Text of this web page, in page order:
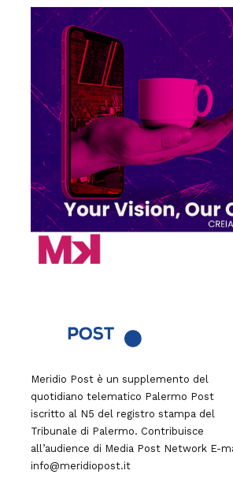
Meridio Post è un supplemento del
quotidiano telematico Palermo Post
iscritto al N5 del registro stampa del
Tribunale di Palermo. Contribuisce
all’audience di Media Post Network E-
info@meridiopost.it